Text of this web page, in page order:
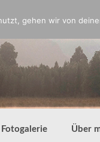
Fotogalerie Über
gehen wir von